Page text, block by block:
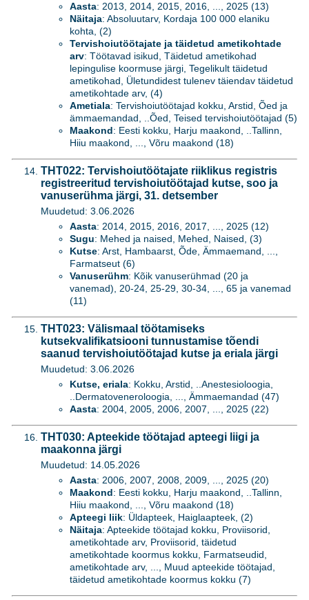
Aasta: 2013, 2014, 2015, 2016, ..., 2025 (13)
Näitaja: Absoluutarv, Kordaja 100 000 elaniku
kohta, (2)
Tervishoiutöötajate ja täidetud ametikohtade
arv: Töötavad isikud, Täidetud ametikohad
lepingulise koormuse järgi, Tegelikult täidetud
ametikohad, Ületundidest tulenev täiendav täidetud
ametikohtade arv, (4)
Ametiala: Tervishoiutöötajad kokku, Arstid, Õed ja
ämmaemandad, ..Õed, Teised tervishoiutöötajad (5)
Maakond: Eesti kokku, Harju maakond, ..Tallinn,
Hiiu maakond, ..., Võru maakond (18)
THT022: Tervishoiutöötajate riiklikus registris
registreeritud tervishoiutöötajad kutse, soo ja
vanuserühma järgi, 31. detsember
Muudetud: 3.06.2026
Aasta: 2014, 2015, 2016, 2017, ..., 2025 (12)
Sugu: Mehed ja naised, Mehed, Naised, (3)
Kutse: Arst, Hambaarst, Õde, Ämmaemand, ...,
Farmatseut (6)
Vanuserühm: Kõik vanuserühmad (20 ja
vanemad), 20-24, 25-29, 30-34, ..., 65 ja vanemad
(11)
THT023: Välismaal töötamiseks
kutsekvalifikatsiooni tunnustamise tõendi
saanud tervishoiutöötajad kutse ja eriala järgi
Muudetud: 3.06.2026
Kutse, eriala: Kokku, Arstid, ..Anestesioloogia,
..Dermatoveneroloogia, ..., Ämmaemandad (47)
Aasta: 2004, 2005, 2006, 2007, ..., 2025 (22)
THT030: Apteekide töötajad apteegi liigi ja
maakonna järgi
Muudetud: 14.05.2026
Aasta: 2006, 2007, 2008, 2009, ..., 2025 (20)
Maakond: Eesti kokku, Harju maakond, ..Tallinn,
Hiiu maakond, ..., Võru maakond (18)
Apteegi liik: Üldapteek, Haiglaapteek, (2)
Näitaja: Apteekide töötajad kokku, Proviisorid,
ametikohtade arv, Proviisorid, täidetud
ametikohtade koormus kokku, Farmatseudid,
ametikohtade arv, ..., Muud apteekide töötajad,
täidetud ametikohtade koormus kokku (7)